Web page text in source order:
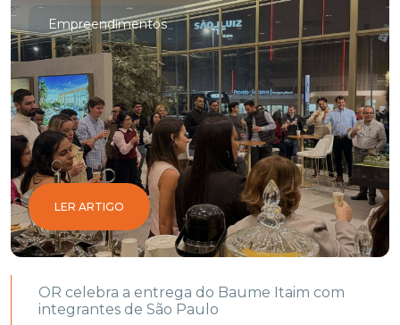
Empreendimentos
LER ARTIGO
OR celebra a entrega do Baume Itaim com
integrantes de São Paulo